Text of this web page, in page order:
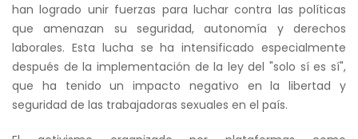
han logrado unir fuerzas para luchar contra las políticas
que amenazan su seguridad, autonomía y derechos
laborales. Esta lucha se ha intensificado especialmente
después de la implementación de la ley del "solo sí es sí",
que ha tenido un impacto negativo en la libertad y
seguridad de las trabajadoras sexuales en el país.